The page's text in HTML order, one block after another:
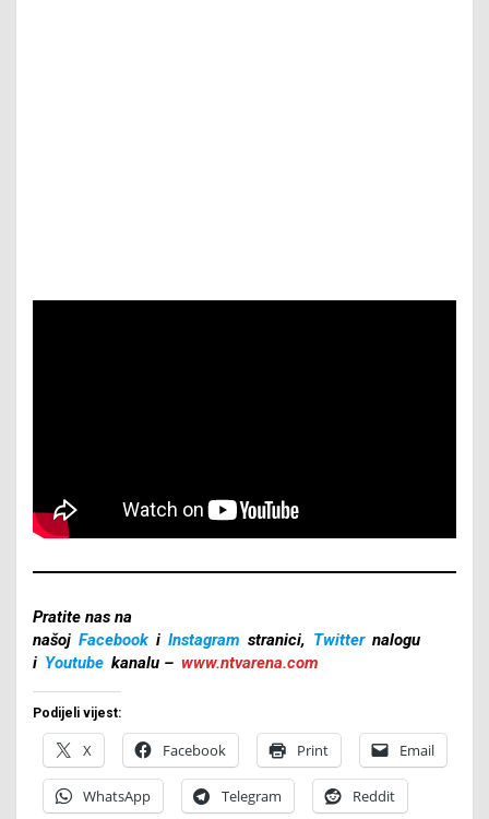
Pratite nas na
našoj Facebook i Instagram stranici, Twitter nalogu
i Youtube kanalu – www.ntvarena.com
Podijeli vijest:
X Facebook Print Email
WhatsApp Telegram Reddit